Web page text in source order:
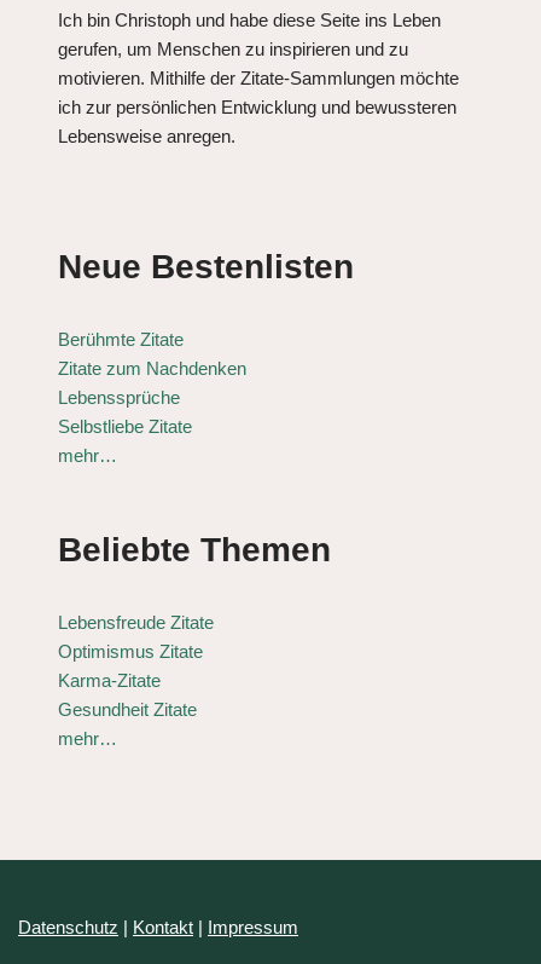
Ich bin Christoph und habe diese Seite ins Leben
gerufen, um Menschen zu inspirieren und zu
motivieren. Mithilfe der Zitate-Sammlungen möchte
ich zur persönlichen Entwicklung und bewussteren
Lebensweise anregen.
Neue Bestenlisten
Berühmte Zitate
Zitate zum Nachdenken
Lebenssprüche
Selbstliebe Zitate
mehr…
Beliebte Themen
Lebensfreude Zitate
Optimismus Zitate
Karma-Zitate
Gesundheit Zitate
mehr…
Datenschutz | Kontakt | Impressum